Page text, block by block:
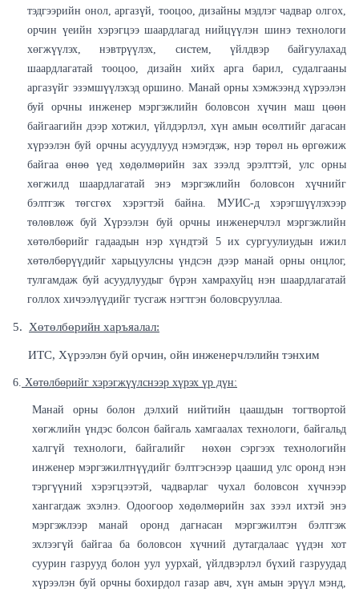
тэдгээрийн онол, аргазүй, тооцоо, дизайны мэдлэг чадвар олгох,
орчин үеийн хэрэгцээ шаардлагад нийцүүлэн шинэ технологи
хөгжүүлэх, нэвтрүүлэх, систем, үйлдвэр байгуулахад
шаардлагатай тооцоо, дизайн хийх арга барил, судалгааны
аргазүйг эзэмшүүлэхэд оршино. Манай орны хэмжээнд хүрээлэн
буй орчны инженер мэргэжлийн боловсон хүчин маш цөөн
байгаагийн дээр хотжил, үйлдэрлэл, хүн амын өсөлтийг дагасан
хүрээлэн буй орчны асуудлууд нэмэгдэж, нэр төрөл нь өргөжиж
байгаа өнөө үед хөдөлмөрийн зах зээлд эрэлттэй, улс орны
хөгжилд шаардлагатай энэ мэргэжлийн боловсон хүчнийг
бэлтгэж төгсгөх хэрэгтэй байна. МУИС-д хэрэгшүүлэхээр
төлөвлөж буй Хүрээлэн буй орчны инженерчлэл мэргэжлийн
хөтөлбөрийг гадаадын нэр хүндтэй 5 их сургуулиудын ижил
хөтөлбөрүүдийг харьцуулсны үндсэн дээр манай орны онцлог,
тулгамдаж буй асуудлуудыг бүрэн хамрахуйц нэн шаардлагатай
голлох хичээлүүдийг тусгаж нэгтгэн боловсрууллаа.
5. Хөтөлбөрийн харъяалал:
ИТС, Хүрээлэн буй орчин, ойн инженерчлэлийн тэнхим
6. Хөтөлбөрийг хэрэгжүүлснээр хүрэх үр дүн:
Манай орны болон дэлхий нийтийн цаашдын тогтвортой
хөгжлийн үндэс болсон байгаль хамгаалах технологи, байгальд
халгүй технологи, байгалийг нөхөн сэргээх технологийн
инженер мэргэжилтнүүдийг бэлтгэснээр цаашид улс оронд нэн
тэргүүний хэрэгцээтэй, чадварлаг чухал боловсон хүчнээр
хангагдаж эхэлнэ. Одоогоор хөдөлмөрийн зах зээл ихтэй энэ
мэргэжлээр манай оронд дагнасан мэргэжилтэн бэлтгэж
эхлээгүй байгаа ба боловсон хүчний дутагдалаас үүдэн хот
суурин газрууд болон уул уурхай, үйлдвэрлэл бүхий газруудад
хүрээлэн буй орчны бохирдол газар авч, хүн амын эрүүл мэнд,